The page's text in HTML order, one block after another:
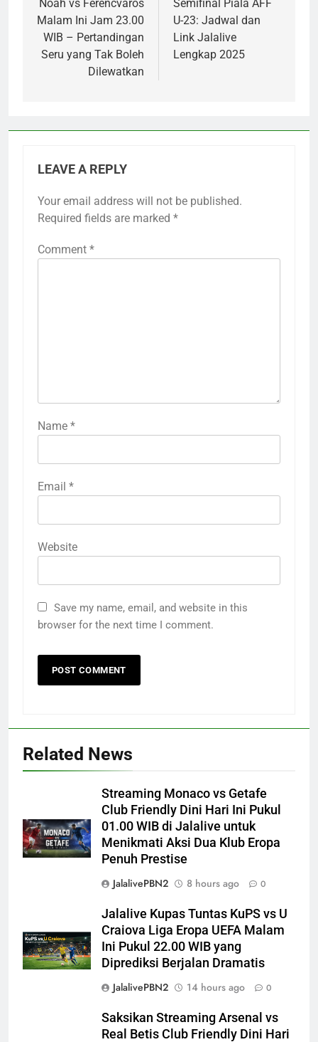
Noah vs Ferencvaros
Malam Ini Jam 23.00
WIB – Pertandingan
Seru yang Tak Boleh
Dilewatkan
Semifinal Piala AFF
U-23: Jadwal dan
Link Jalalive
Lengkap 2025
LEAVE A REPLY
Your email address will not be published.
Required fields are marked *
Comment *
Name *
Email *
Website
Save my name, email, and website in this
browser for the next time I comment.
Related News
Streaming Monaco vs Getafe
Club Friendly Dini Hari Ini Pukul
01.00 WIB di Jalalive untuk
Menikmati Aksi Dua Klub Eropa
Penuh Prestise
JalalivePBN2
8 hours ago 0
Jalalive Kupas Tuntas KuPS vs U
Craiova Liga Eropa UEFA Malam
Ini Pukul 22.00 WIB yang
Diprediksi Berjalan Dramatis
JalalivePBN2
14 hours ago 0
Saksikan Streaming Arsenal vs
Real Betis Club Friendly Dini Hari